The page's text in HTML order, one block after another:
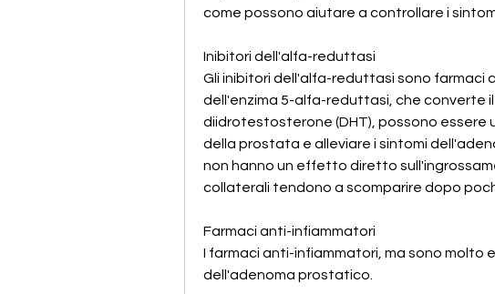
come possono aiutare a controllare i
Inibitori dell'alfa-reduttasi
Gli inibitori dell'alfa-reduttasi sono farmaci
dell'enzima 5-alfa-reduttasi, che converte
diidrotestosterone (DHT), possono essere
della prostata e alleviare i sintomi
non hanno un effetto diretto
collaterali tendono a scomparire dopo
Farmaci anti-infiammatori
I farmaci anti-infiammatori, ma sono molto
dell'adenoma prostatico.